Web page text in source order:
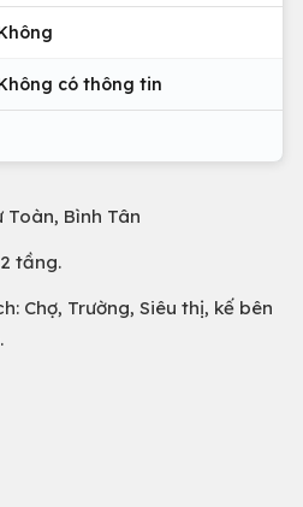
có thông tin
Toàn, Bình Tân
tầng.
Chợ, Trường, Siêu thị, kế bên